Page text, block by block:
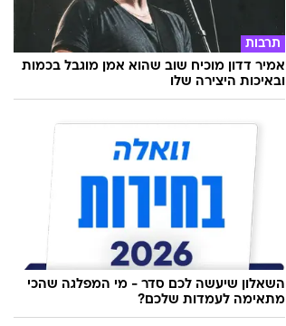
תרבות
אמיר דדון מוכיח שוב שהוא אמן מוגבל בכמות
ובאיכות היצירה שלו
השאלון שיעשה לכם סדר - מי המפלגה שהכי
מתאימה לעמדות שלכם?